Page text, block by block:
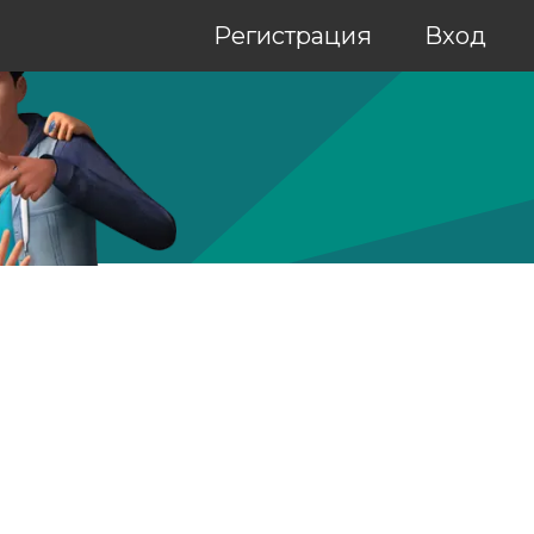
Регистрация Вход